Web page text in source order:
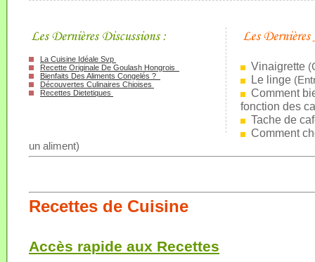
La Cuisine Idéale Svp
Recette Originale De Goulash Hongrois
Bienfaits Des Aliments Congelés ?
Découvertes Culinaires Chioises
Recettes Dietetiques
Vinaigrette (
Le linge (
Comment
fonction des
Tache de
Comment
un aliment)
Recettes de Cuisine
Accès rapide aux Recettes